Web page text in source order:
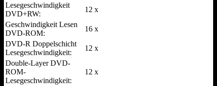
Lesegeschwindigkeit
DVD+RW:
12 x
Geschwindigkeit Lesen
DVD-ROM:
16 x
DVD-R Doppelschicht
Lesegeschwindigkeit:
12 x
Double-Layer DVD-
ROM-
Lesegeschwindigkeit:
12 x